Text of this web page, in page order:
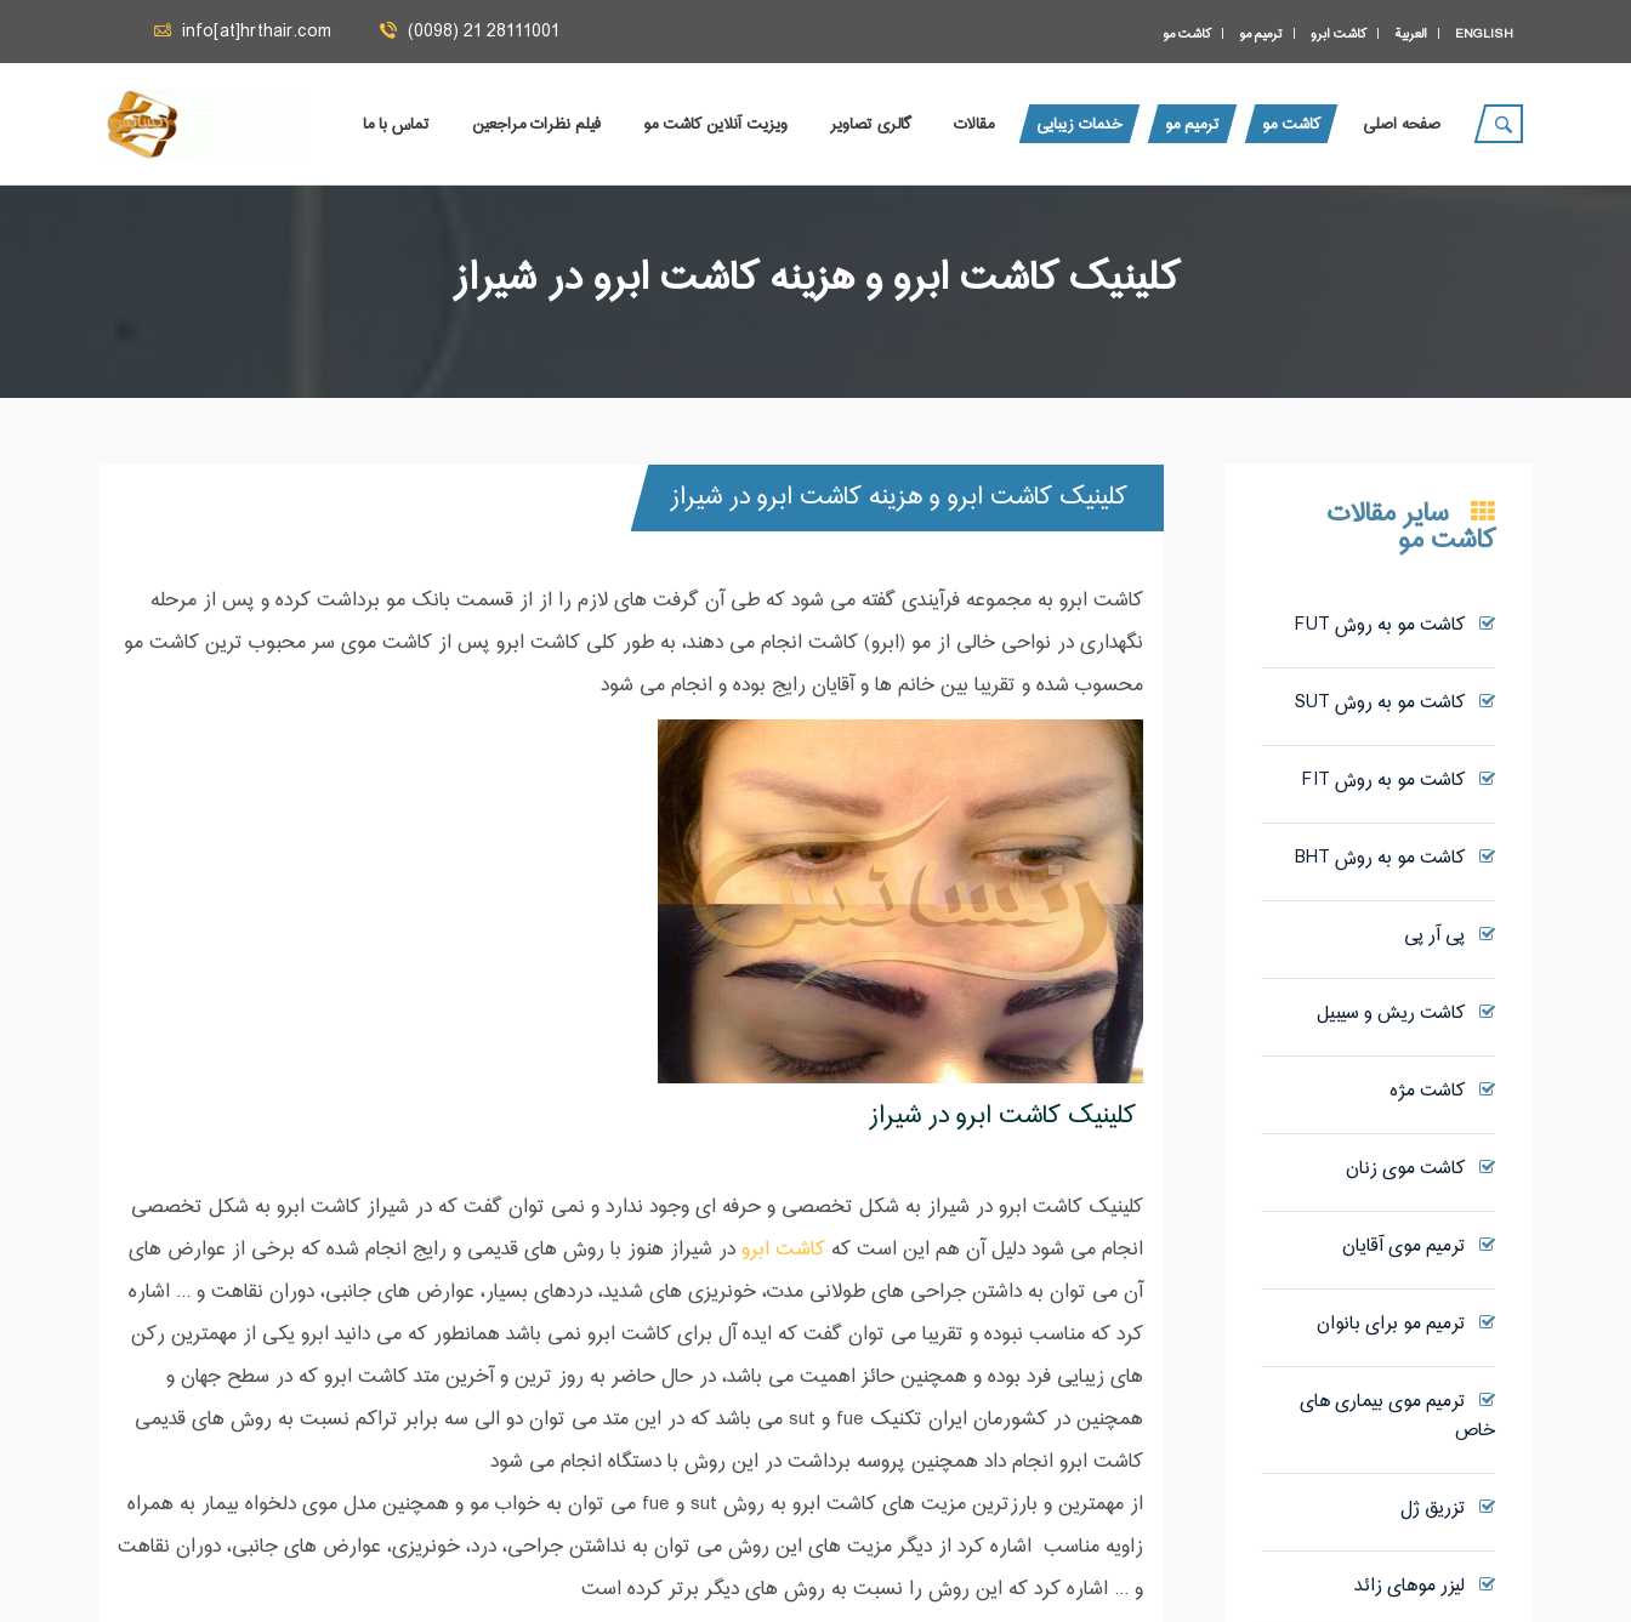
info[at]hrthair.com (0098) 21 28111001 کاشت مو ترمیم مو کاشت ابرو العربية ENGLISH
صفحه اصلی کاشت مو ترمیم مو خدمات زیبایی مقالات گالری تصاویر ویزیت آنلاین کاشت مو فیلم نظرات مراجعين تماس با ما
کلینیک کاشت ابرو و هزینه کاشت ابرو در شیراز
کلینیک کاشت ابرو و هزینه کاشت ابرو در شیراز
کاشت ابرو به مجموعه فرآیندی گفته می شود که طی آن گرفت های لازم را از از قسمت بانک مو برداشت کرده و پس از مرحله
نگهداری در نواحی خالی از مو (ابرو) کاشت انجام می دهند، به طور کلی کاشت ابرو پس از کاشت موی سر محبوب ترین کاشت مو
محسوب شده و تقریبا بین خانم ها و آقایان رایج بوده و انجام می شود
کلینیک کاشت ابرو در شیراز
کلینیک کاشت ابرو در شیراز به شکل تخصصی و حرفه ای وجود ندارد و نمی توان گفت که در شیراز کاشت ابرو به شکل تخصصی
انجام می شود دلیل آن هم این است کهکاشت ابرودر شیراز هنوز با روش های قدیمی و رایج انجام شده که برخی از عوارض های
آن می توان به داشتن جراحی های طولانی مدت، خونریزی های شدید، دردهای بسیار، عوارض های جانبی، دوران نقاهت و ... اشاره
کرد که مناسب نبوده و تقریبا می توان گفت که ایده آل برای کاشت ابرو نمی باشد همانطور که می دانید ابرو یکی از مهمترین رکن
های زیبایی فرد بوده و همچنین حائز اهمیت می باشد، در حال حاضر به روز ترین و آخرین متد کاشت ابرو که در سطح جهان و
همچنین در کشورمان ایران تکنیک fue و sut می باشد که در این متد می توان دو الی سه برابر تراکم نسبت به روش های قدیمی
کاشت ابرو انجام داد همچنین پروسه برداشت در این روش با دستگاه انجام می شود
از مهمترین و بارزترین مزیت های کاشت ابرو به روش sut و fue می توان به خواب مو و همچنین مدل موی دلخواه بیمار به همراه
زاویه مناسب اشاره کرد از دیگر مزیت های این روش می توان به نداشتن جراحی، درد، خونریزی، عوارض های جانبی، دوران نقاهت
و ... اشاره کرد که این روش را نسبت به روش های دیگر برتر کرده است
سایر مقالات
کاشت مو
کاشت مو به روش FUT
کاشت مو به روش SUT
کاشت مو به روش FIT
کاشت مو به روش BHT
پی آر پی
کاشت ریش و سیبیل
کاشت مژه
کاشت موی زنان
ترمیم موی آقایان
ترمیم مو برای بانوان
ترمیم موی بیماری های
خاص
تزریق ژل
لیزر موهای زائد